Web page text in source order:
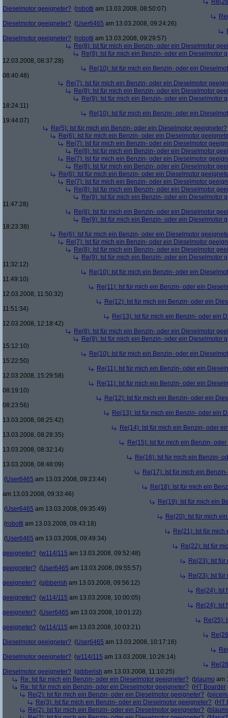
Dieselmotor geeigneter? (robotti am 13.03.2008, 08:50:07)
Dieselmotor geeigneter? (User6465 am 13.03.2008, 09:24:26)
Dieselmotor geeigneter? (robotti am 13.03.2008, 09:29:57)
Re(8): Ist für mich ein Benzin- oder ein Dieselmotor
Re(9): Ist für mich ein Benzin- oder ein Dieselmotor
12.03.2008, 08:37:28)
Re(10): Ist für mich ein Benzin- oder ein
08:40:48)
Re(7): Ist für mich ein Benzin- oder ein Dieselmotor
Re(8): Ist für mich ein Benzin- oder ein Dieselmotor
Re(9): Ist für mich ein Benzin- oder ein Dieselmotor
18:24:11)
Re(10): Ist für mich ein Benzin- oder ein
19:44:07)
Re(5): Ist für mich ein Benzin- oder ein Dieselmotor geeigneter?
Re(6): Ist für mich ein Benzin- oder ein Dieselmotor
Re(7): Ist für mich ein Benzin- oder ein Dieselmotor
Re(8): Ist für mich ein Benzin- oder ein Dieselmotor
Re(7): Ist für mich ein Benzin- oder ein Dieselmotor
Re(8): Ist für mich ein Benzin- oder ein Dieselmotor
Re(6): Ist für mich ein Benzin- oder ein Dieselmotor
Re(7): Ist für mich ein Benzin- oder ein Dieselmotor
Re(8): Ist für mich ein Benzin- oder ein Dieselmotor
Re(9): Ist für mich ein Benzin- oder ein Dieselmotor
11:47:28)
Re(8): Ist für mich ein Benzin- oder ein Dieselmotor
Re(9): Ist für mich ein Benzin- oder ein Dieselmotor
18:23:38)
Re(6): Ist für mich ein Benzin- oder ein Dieselmotor
Re(7): Ist für mich ein Benzin- oder ein Dieselmotor
Re(8): Ist für mich ein Benzin- oder ein Dieselmotor
Re(9): Ist für mich ein Benzin- oder ein Dieselmotor
11:32:12)
Re(10): Ist für mich ein Benzin- oder ein
11:49:10)
Re(11): Ist für mich ein Benzin- oder ein
12.03.2008, 11:50:32)
Re(12): Ist für mich ein Benzin- oder ein
11:51:34)
Re(13): Ist für mich ein Benzin- oder ein
12.03.2008, 12:18:42)
Re(8): Ist für mich ein Benzin- oder ein Dieselmotor
Re(9): Ist für mich ein Benzin- oder ein Dieselmotor
15:12:10)
Re(10): Ist für mich ein Benzin- oder ein
15:22:50)
Re(11): Ist für mich ein Benzin- oder ein
12.03.2008, 15:29:58)
Re(11): Ist für mich ein Benzin- oder ein
08:19:10)
Re(12): Ist für mich ein Benzin- oder ein
08:23:56)
Re(13): Ist für mich ein Benzin- oder ein
13.03.2008, 08:25:42)
Re(14): Ist für mich ein Benzin- oder
13.03.2008, 08:28:35)
Re(15): Ist für mich ein Benzin-
13.03.2008, 08:32:14)
Re(16): Ist für mich ein Benzin-
13.03.2008, 08:48:09)
Re(17): Ist für mich ein
(User6465 am 13.03.2008, 09:23:44)
Re(18): Ist für mich ein
am 13.03.2008, 09:33:46)
Re(19): Ist für mich ein
(User6465 am 13.03.2008, 09:35:49)
Re(20): Ist für mich
(robotti am 13.03.2008, 09:43:18)
Re(21): Ist für
(User6465 am 13.03.2008, 09:49:34)
Re(22): Ist für
geeigneter? (w114/115 am 13.03.2008, 09:52:48)
Re(23): Ist
geeigneter? (User6465 am 13.03.2008, 09:55:57)
Re(23): Ist
geeigneter? (gibberish am 13.03.2008, 09:56:12)
Re(24): Ist
geeigneter? (w114/115 am 13.03.2008, 10:00:05)
Re(24): Ist
geeigneter? (User6465 am 13.03.2008, 10:01:22)
Re(25):
geeigneter? (w114/115 am 13.03.2008, 10:03:21)
Dieselmotor geeigneter? (User6465 am 13.03.2008, 10:17:16)
Dieselmotor geeigneter? (w114/115 am 13.03.2008, 10:26:14)
Dieselmotor geeigneter? (gibberish am 13.03.2008, 11:10:25)
Re: Ist für mich ein Benzin- oder ein Dieselmotor geeigneter? (blaumo am
Re: Ist für mich ein Benzin- oder ein Dieselmotor geeigneter? (HT Boarder
Re(2): Ist für mich ein Benzin- oder ein Dieselmotor geeigneter? (
Re(3): Ist für mich ein Benzin- oder ein Dieselmotor geeigneter? (HT
Re(2): Ist für mich ein Benzin- oder ein Dieselmotor geeigneter? (